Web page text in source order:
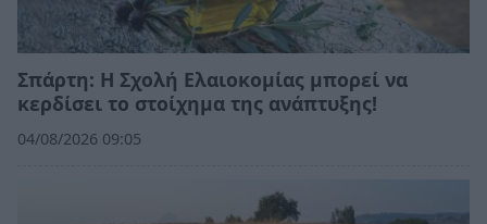
Σπάρτη: Η Σχολή Ελαιοκομίας μπορεί να
κερδίσει το στοίχημα της ανάπτυξης!
04/08/2026 09:05